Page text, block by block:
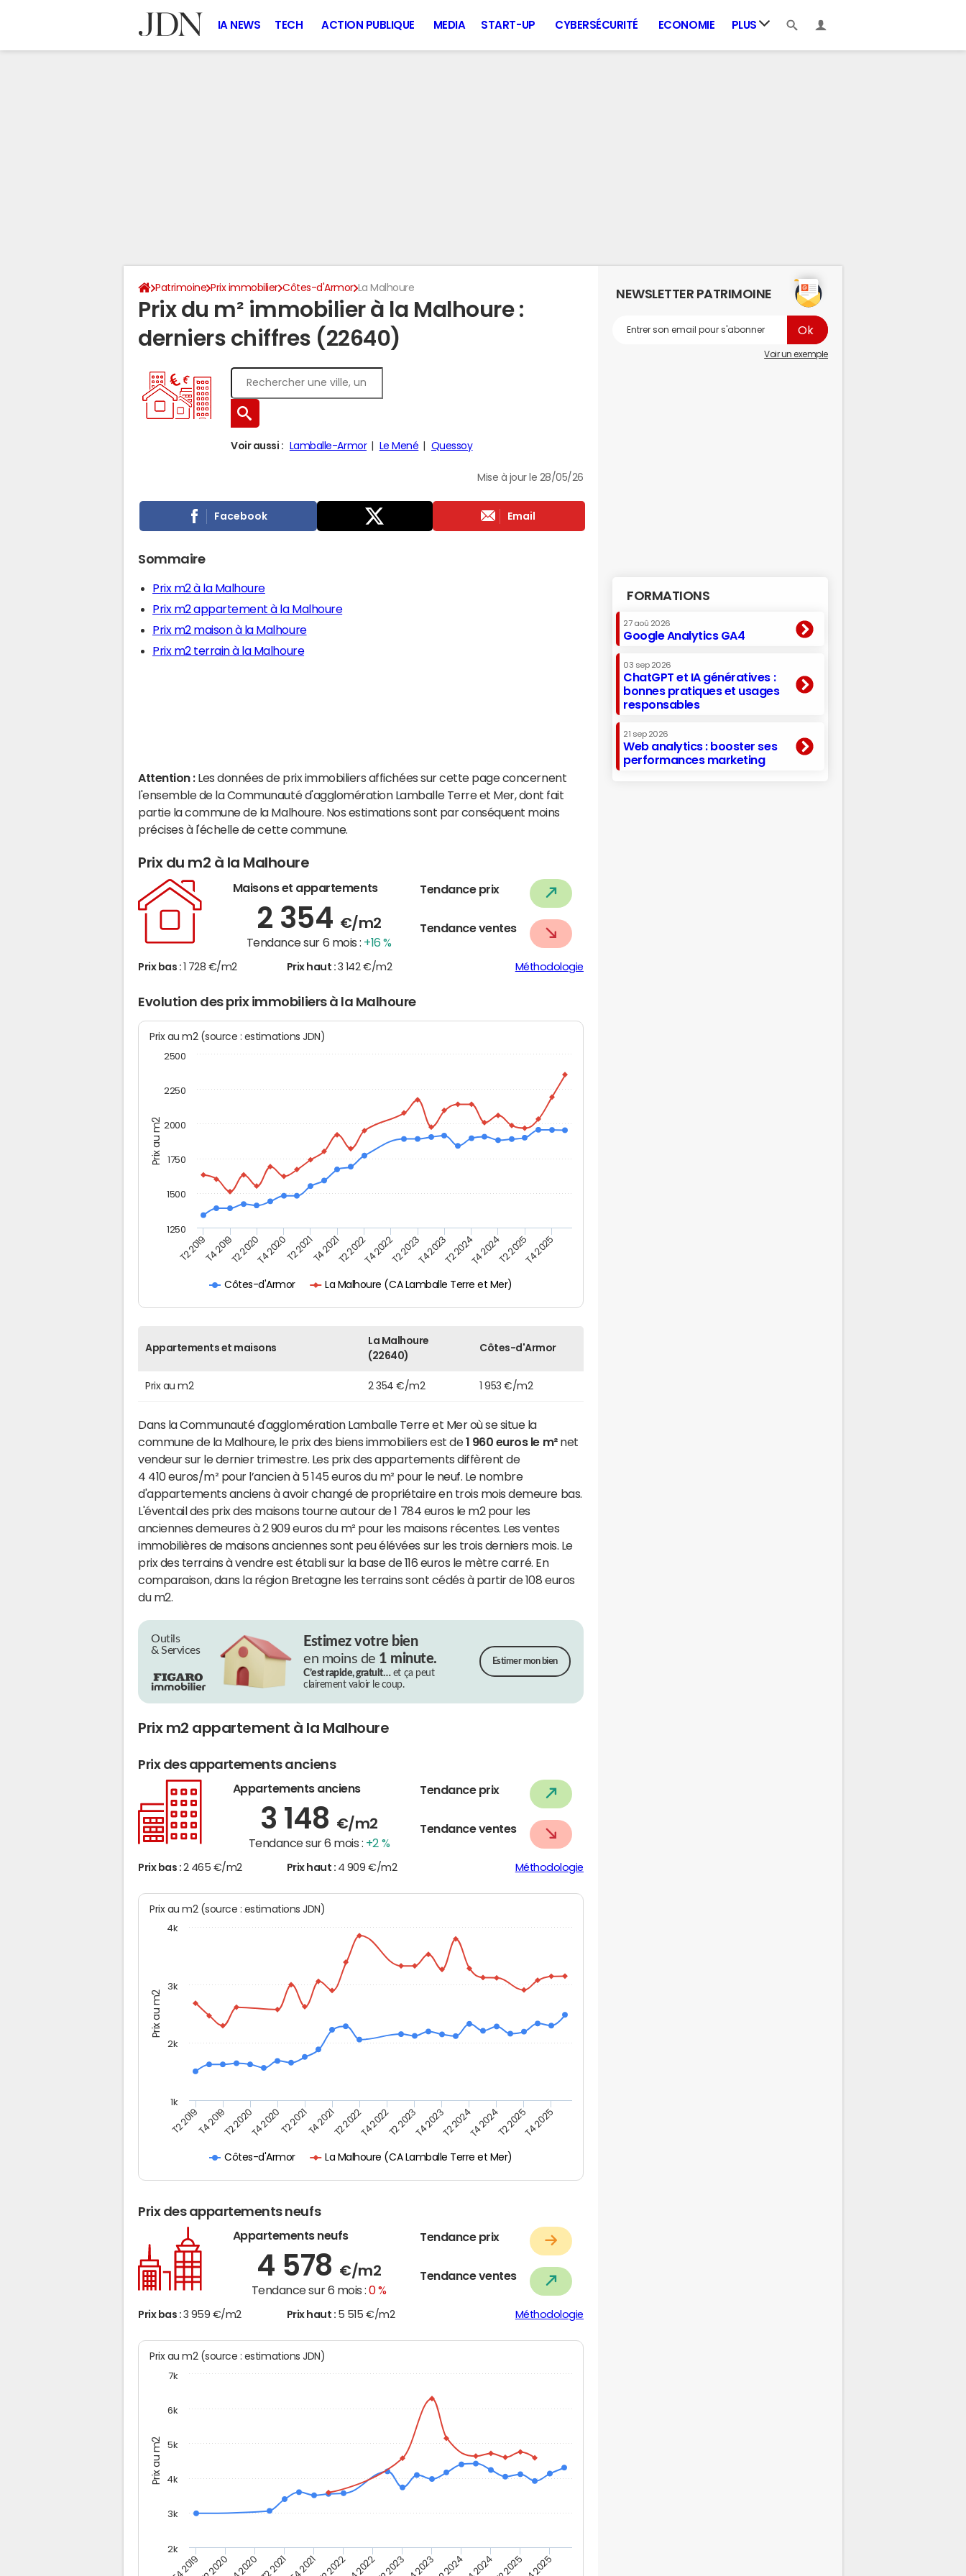
IA NEWS TECH ACTION PUBLIQUE MEDIA START-UP CYBERSÉCURITÉ ECONOMIE PLUS
Patrimoine Prix immobilier Côtes-d'Armor La Malhoure
Prix du m² immobilier à la Malhoure :
derniers chiffres (22640)
Voir aussi : Lamballe-Armor Le Mené Quessoy
Mise à jour le 28/05/26
Facebook Email
Sommaire
Prix m2 à la Malhoure
Prix m2 appartement à la Malhoure
Prix m2 maison à la Malhoure
Prix m2 terrain à la Malhoure
Attention : Les données de prix immobiliers affichées sur cette page concernent
l'ensemble de la Communauté d'agglomération Lamballe Terre et Mer, dont fait
partie la commune de la Malhoure. Nos estimations sont par conséquent moins
précises à l'échelle de cette commune.
Prix du m2 à la Malhoure
Maisons et appartements
2 354 €/m2
Tendance sur 6 mois : +16 %
Tendance prix
Tendance ventes
Prix bas : 1 728 €/m2 Prix haut : 3 142 €/m2 Méthodologie
Evolution des prix immobiliers à la Malhoure
Prix au m2
Prix au m2 (source : estimations JDN)
Côtes-d'Armor La Malhoure (CA Lamballe Terre et Mer)
T2 2019T4 2019T2 2020T4 2020T2 2021T4 2021T2 2022T4 2022T2 2023T4 2023T2 2024T4 2024T2 2025T4 2025
1250
1500
1750
2000
2250
2500
Appartements et maisons
La Malhoure
(22640)
Côtes-d'Armor
Prix au m2 2 354 €/m2 1 953 €/m2
Dans la Communauté d'agglomération Lamballe Terre et Mer où se situe la
commune de la Malhoure, le prix des biens immobiliers est de1 960 euros le m²net
vendeur sur le dernier trimestre. Les prix des appartements diffèrent de
4 410 euros/m² pour l’ancien à 5 145 euros du m² pour le neuf. Le nombre
d'appartements anciens à avoir changé de propriétaire en trois mois demeure bas.
L'éventail des prix des maisons tourne autour de 1 784 euros le m2 pour les
anciennes demeures à 2 909 euros du m² pour les maisons récentes. Les ventes
immobilières de maisons anciennes sont peu élévées sur les trois derniers mois. Le
prix des terrains à vendre est établi sur la base de 116 euros le mètre carré. En
comparaison, dans la région Bretagne les terrains sont cédés à partir de 108 euros
du m2.
Outils
& Services
Estimez votre bien
en moins de 1 minute.
C’est rapide, gratuit…et ça peut
clairement valoir le coup.
Estimer mon bien
Prix m2 appartement à la Malhoure
Prix des appartements anciens
Appartements anciens
3 148 €/m2
Tendance sur 6 mois : +2 %
Tendance prix
Tendance ventes
Prix bas : 2 465 €/m2 Prix haut : 4 909 €/m2 Méthodologie
Prix au m2
Prix au m2 (source : estimations JDN)
Côtes-d'Armor La Malhoure (CA Lamballe Terre et Mer)
T2 2019T4 2019T2 2020T4 2020T2 2021T4 2021T2 2022T4 2022T2 2023T4 2023T2 2024T4 2024T2 2025T4 2025
1k
2k
3k
4k
Prix des appartements neufs
Appartements neufs
4 578 €/m2
Tendance sur 6 mois :0 %
Tendance prix
Tendance ventes
Prix bas : 3 959 €/m2 Prix haut : 5 515 €/m2 Méthodologie
Prix au m2
Prix au m2 (source : estimations JDN)
T4 2019T2 2020 T4 2020T2 2021T4 2021T2 2022T4 2022T2 2023 T4 2023T2 2024 T2 2025 T4 2025
2k
3k
4k
5k
6k
7k
NEWSLETTER PATRIMOINE
Voir un exemple
FORMATIONS
27 aoû 2026
Google Analytics GA4
03 sep 2026
ChatGPT et IA génératives :
bonnes pratiques et usages
responsables
21 sep 2026
Web analytics : booster ses
performances marketing